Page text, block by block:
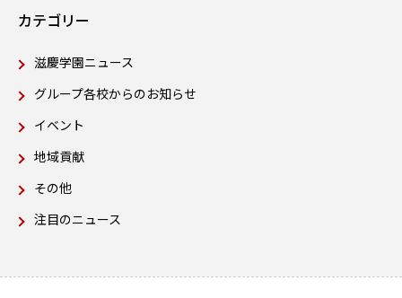
カテゴリー
滋慶学園ニュース
グループ各校からのお知らせ
イベント
地域貢献
その他
注目のニュース